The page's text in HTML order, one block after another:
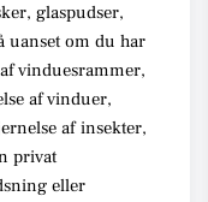
glaspudser,
uanset om du har
vinduesrammer,
af vinduer,
af insekter,
privat
eller